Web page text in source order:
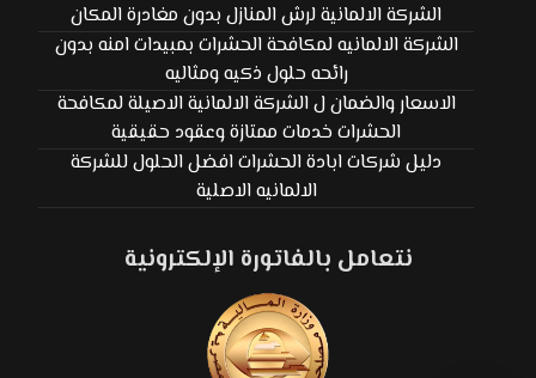
الشركة الالمانية لرش المنازل بدون مغادرة المكان
الشركة الالمانيه لمكافحة الحشرات بمبيدات امنه بدون
رائحه حلول ذكيه ومثاليه
الاسعار والضمان ل الشركة الالمانية الاصيلة لمكافحة
الحشرات خدمات ممتازة وعقود حقيقية
دليل شركات ابادة الحشرات افضل الحلول للشركة
الالمانيه الاصلية
نتعامل بالفاتورة الإلكترونية